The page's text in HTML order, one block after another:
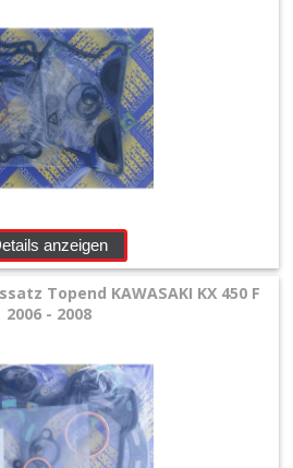
anzeigen
Topend KAWASAKI KX 450 F
2006 - 2008